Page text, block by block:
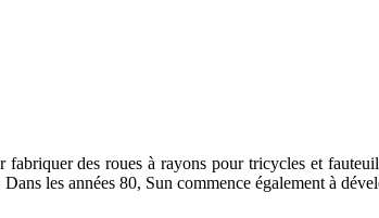
des roues à rayons pour tricycles et
les années 80, Sun commence également à